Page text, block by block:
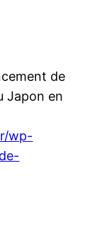
de
Japon en
wp-